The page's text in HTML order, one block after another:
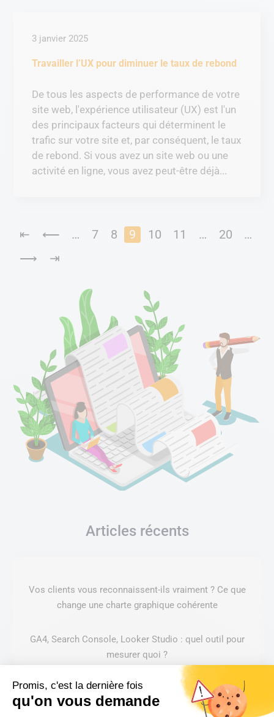
Promis, c'est la dernière fois
qu'on vous demande
Travailler l’UX pour diminuer le taux de rebond
3 janvier 2025
De tous les aspects de performance de votre
site web, l'expérience utilisateur (UX) est l'un
des principaux facteurs qui déterminent le
trafic sur votre site et, par conséquent, le taux
de rebond. Si vous avez un site web ou une
activité en ligne, vous avez peut-être déjà...
⇤ ⟵ … 7 8 9 10 11 … 20
…
⟶
⇥
Articles récents
Vos clients vous reconnaissent-ils vraiment ? Ce que
change une charte graphique cohérente
GA4, Search Console, Looker Studio : quel outil pour
mesurer quoi ?
Google Search Console : le nouveau rapport IA – à quoi ça
sert et comment l’utiliser ?